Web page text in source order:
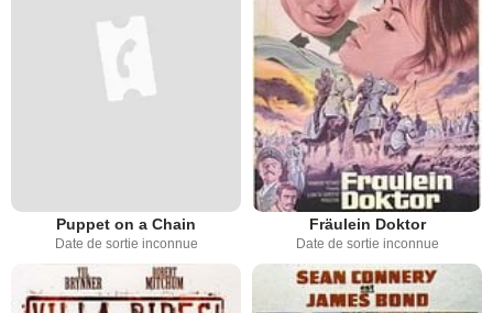
Puppet on a Chain
Date de sortie inconnue
Fräulein Doktor
Date de sortie inconnue